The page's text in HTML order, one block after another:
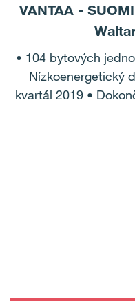
VANTAA -
• 104 bytových
Nízkoenergetický
kvartál 2019 •